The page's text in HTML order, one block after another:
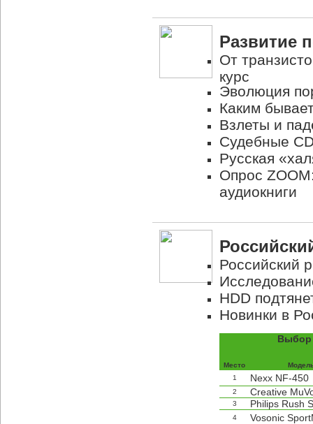
Развитие
От
курс
Эволюция
Каким
Взлеты и
Судебные
Русская
Опрос
аудиокниги
Российский
HDD
Новинки в
Выбор
Место
1
Nexx NF-450
2 Creative
3 Philips Rush
4 Vosonic